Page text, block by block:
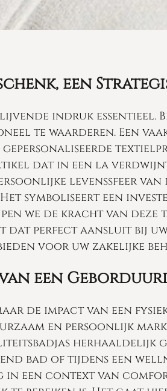
een
indruk
te waarderen. Een
dat in een la
levenssfeer
symboliseert een
we de kracht van
perfect aansluit bij
voor uw zakelijke
een
de impact van een
en persoonlijk
herhaaldelijk
bad of tijdens een
een context van